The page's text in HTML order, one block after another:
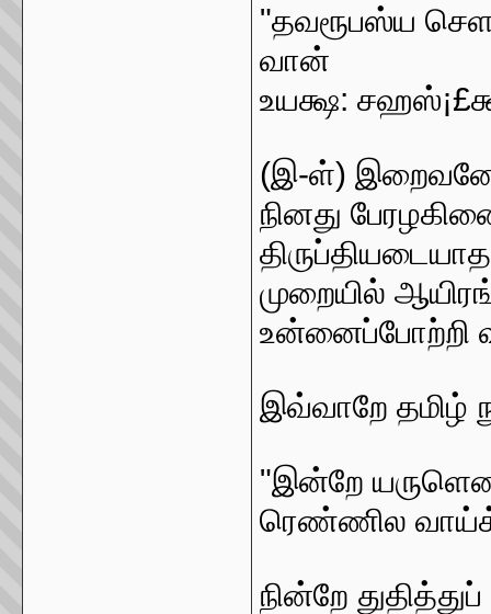
"தவரூபஸ்ய
வான்
உயக்ஷ:
(இ-ள்) இறைவனே!
நினது
முறையில்
உன்னைப்போற்றி
இவ்வாறே தமிழ்
"இன்றே
ரெண்ணில
நின்றே